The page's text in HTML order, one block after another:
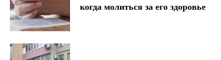
когда молиться за его здоровье